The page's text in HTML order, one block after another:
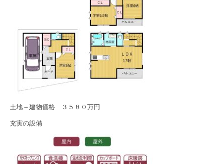
土地＋建物価格 ３５８０万円
充実の設備